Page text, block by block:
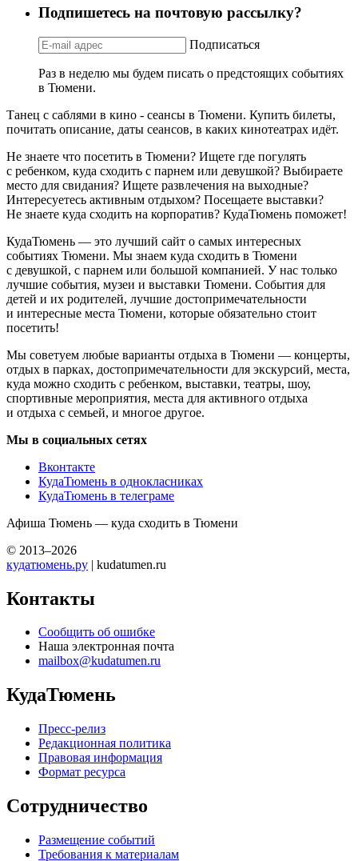
Подпишетесь на почтовую рассылку?
Подписаться
Раз в неделю мы будем писать о предстоящих событиях
в Тюмени.
Танец с саблями в кино - сеансы в Тюмени. Купить билеты,
почитать описание, даты сеансов, в каких кинотеатрах идёт.
Не знаете что посетить в Тюмени? Ищете где погулять
с ребенком, куда сходить с парнем или девушкой? Выбираете
место для свидания? Ищете развлечения на выходные?
Интересуетесь активным отдыхом? Посещаете выставки?
Не знаете куда сходить на корпоратив? КудаТюмень поможет!
КудаТюмень — это лучший сайт о самых интересных
событиях Тюмени. Мы знаем куда сходить в Тюмени
с девушкой, с парнем или большой компанией. У нас только
лучшие события, музеи и выставки Тюмени. События для
детей и их родителей, лучшие достопримечательности
и интересные места Тюмени, которые обязательно стоит
посетить!
Мы советуем любые варианты отдыха в Тюмени — концерты,
отдых в парках, достопримечательности для экскурсий, места,
куда можно сходить с ребенком, выставки, театры, шоу,
спортивные мероприятия, места для активного отдыха
и отдыха с семьей, и многое другое.
Мы в социальных сетях
Вконтакте
КудаТюмень в однокласниках
КудаТюмень в телеграме
Афиша Тюмень — куда сходить в Тюмени
© 2013–2026
кудатюмень.ру | kudatumen.ru
Контакты
Сообщить об ошибке
Наша электронная почта
mailbox@kudatumen.ru
КудаТюмень
Пресс-релиз
Редакционная политика
Правовая информация
Формат ресурса
Сотрудничество
Размещение событий
Требования к материалам